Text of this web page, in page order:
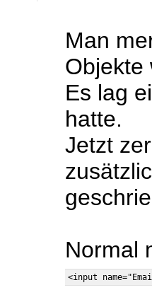
Man
Objekte
Es lag
hatte.
Jetzt
Normal